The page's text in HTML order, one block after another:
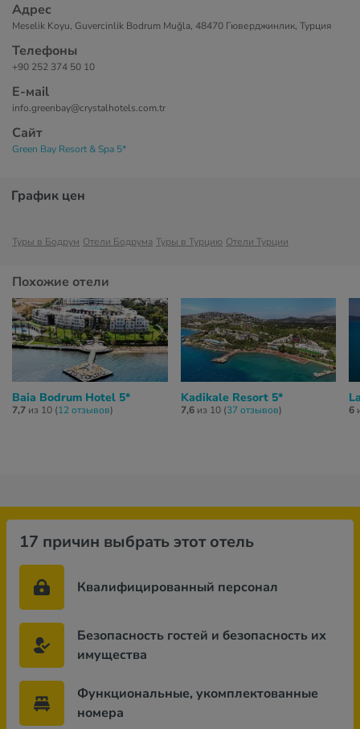
Адрес
Meselik Koyu, Guvercinlik Bodrum Muğla, 48470 Гюверджинлик, Турция
Телефоны
+90 252 374 50 10
Е-маil
info.greenbay@crystalhotels.com.tr
Сайт
Green Bay Resort & Spa 5*
График цен
Туры в Бодрум Отели Бодрума Туры в Турцию Отели Турции
Похожие отели
Baia Bodrum Hotel 5*
7,7 из 10 (12 отзывов)
Kadikale Resort 5*
7,6из 10 (37 отзывов) 6
17 причин выбрать этот отель
Квалифицированный персонал
Безопасность гостей и безопасность их
имущества
Функциональные, укомплектованные
номера